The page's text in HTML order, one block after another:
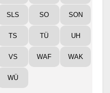
SLS SO SON
TS TÜ UH
VS WAF WAK
WÜ